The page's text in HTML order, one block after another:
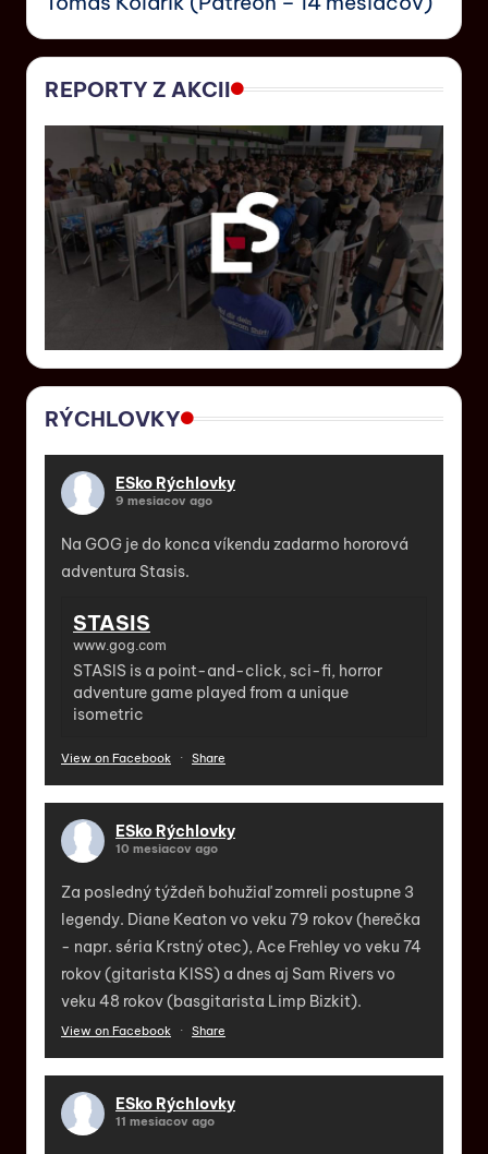
REPORTY Z AKCII
RÝCHLOVKY
ESko Rýchlovky
9 mesiacov ago
Na GOG je do konca víkendu zadarmo hororová
adventura Stasis.
STASIS
www.gog.com
STASIS is a point-and-click, sci-fi, horror
adventure game played from a unique
isometric
View on Facebook · Share
ESko Rýchlovky
10 mesiacov ago
Za posledný týždeň bohužiaľ zomreli postupne 3
legendy. Diane Keaton vo veku 79 rokov (herečka
- napr. séria Krstný otec), Ace Frehley vo veku 74
rokov (gitarista KISS) a dnes aj Sam Rivers vo
veku 48 rokov (basgitarista Limp Bizkit).
View on Facebook · Share
ESko Rýchlovky
11 mesiacov ago